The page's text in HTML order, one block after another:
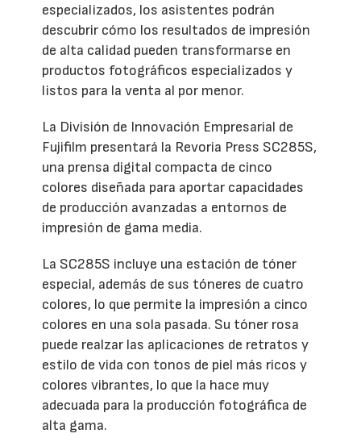
especializados, los asistentes podrán
descubrir cómo los resultados de impresión
de alta calidad pueden transformarse en
productos fotográficos especializados y
listos para la venta al por menor.
La División de Innovación Empresarial de
Fujifilm presentará la Revoria Press SC285S,
una prensa digital compacta de cinco
colores diseñada para aportar capacidades
de producción avanzadas a entornos de
impresión de gama media.
La SC285S incluye una estación de tóner
especial, además de sus tóneres de cuatro
colores, lo que permite la impresión a cinco
colores en una sola pasada. Su tóner rosa
puede realzar las aplicaciones de retratos y
estilo de vida con tonos de piel más ricos y
colores vibrantes, lo que la hace muy
adecuada para la producción fotográfica de
alta gama.